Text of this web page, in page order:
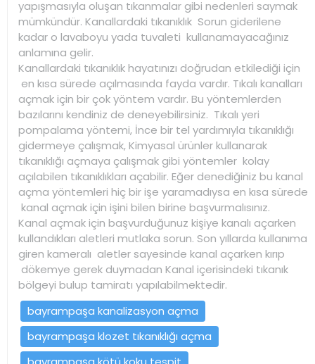
yapışmasıyla oluşan tıkanmalar gibi nedenleri saymak
mümkündür. Kanallardaki tıkanıklık Sorun giderilene
kadar o lavaboyu yada tuvaleti kullanamayacağınız
anlamına gelir.
Kanallardaki tıkanıklık hayatınızı doğrudan etkilediği için
en kısa sürede açılmasında fayda vardır. Tıkalı kanalları
açmak için bir çok yöntem vardır. Bu yöntemlerden
bazılarını kendiniz de deneyebilirsiniz. Tıkalı yeri
pompalama yöntemi, İnce bir tel yardımıyla tıkanıklığı
gidermeye çalışmak, Kimyasal ürünler kullanarak
tıkanıklığı açmaya çalışmak gibi yöntemler kolay
açılabilen tıkanıklıkları açabilir. Eğer denediğiniz bu kanal
açma yöntemleri hiç bir işe yaramadıysa en kısa sürede
kanal açmak için işini bilen birine başvurmalısınız.
Kanal açmak için başvurduğunuz kişiye kanalı açarken
kullandıkları aletleri mutlaka sorun. Son yıllarda kullanıma
giren kameralı aletler sayesinde kanal açarken kırıp
dökemye gerek duymadan Kanal içerisindeki tıkanık
bölgeyi bulup tamiratı yapılabilmektedir.
bayrampaşa kanalizasyon açma
bayrampaşa klozet tıkanıklığı açma